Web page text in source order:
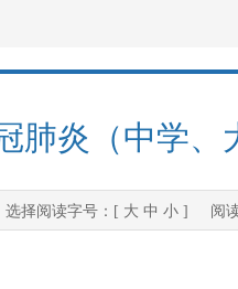
炎（中学、
阅读字号：[ 大 中 小] 阅读